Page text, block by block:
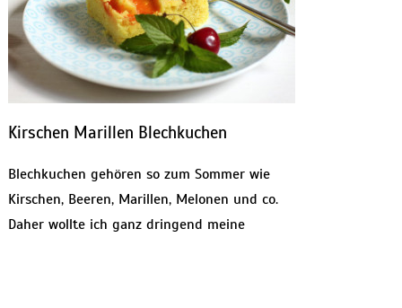
Kirschen Marillen Blechkuchen
Blechkuchen gehören so zum Sommer wie
Kirschen, Beeren, Marillen, Melonen und co.
Daher wollte ich ganz dringend meine